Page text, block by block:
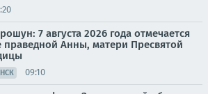
7 августа 2026 года отмечается
праведной Анны, матери Пресвятой
09:10